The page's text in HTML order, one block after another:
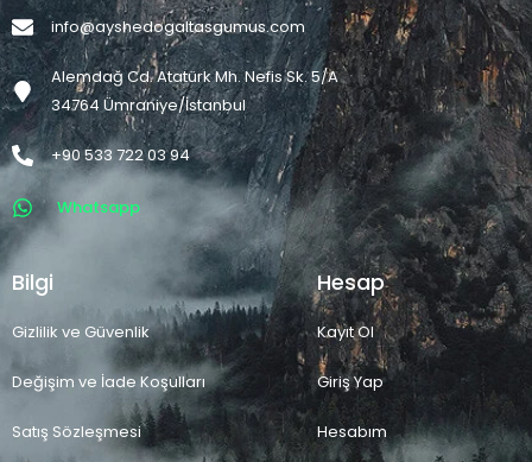
info@ayshedogaltasgumus.com
Alemdağ Cd. Atatürk Mh. Nefis Sk. 5/A
34764 Ümraniye/İstanbul
+90 533 722 03 94
Whatsapp
Bilgi
Gizlilik ve Güvenlik
Değişim ve İade Koşulları
Satış Sözleşmesi
Hesap
Kayıt Ol
Giriş Yap
Hesabım